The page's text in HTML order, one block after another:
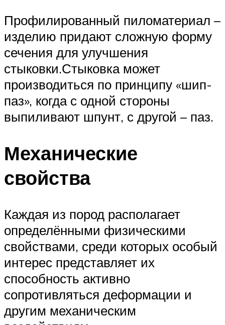
Профилированный пиломатериал –
изделию придают сложную форму
сечения для улучшения
стыковки.Стыковка может
производиться по принципу «шип-
паз», когда с одной стороны
выпиливают шпунт, с другой – паз.
Механические
свойства
Каждая из пород располагает
определёнными физическими
свойствами, среди которых особый
интерес представляет их
способность активно
сопротивляться деформации и
другим механическим